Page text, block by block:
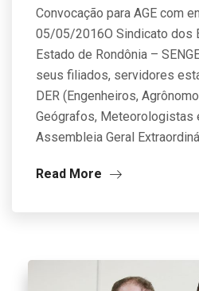
Convocação para AGE com
05/05/2016O Sindicato dos
Estado de Rondônia –
seus filiados, servidores
DER (Engenheiros,
Geógrafos, Meteorologistas
Assembleia Geral
Read More